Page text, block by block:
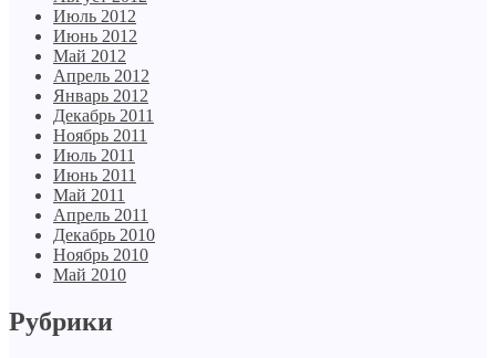
Июль 2012
Июнь 2012
Май 2012
Апрель 2012
Январь 2012
Декабрь 2011
Ноябрь 2011
Июль 2011
Июнь 2011
Май 2011
Апрель 2011
Декабрь 2010
Ноябрь 2010
Май 2010
Рубрики